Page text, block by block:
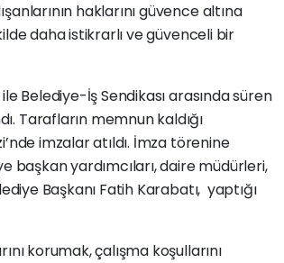
haklarını güvence altına
daha istikrarlı ve güvenceli bir
Belediye-İş Sendikası arasında süren
Tarafların memnun kaldığı
imzalar atıldı. İmza törenine
başkan yardımcıları, daire müdürleri,
Başkanı Fatih Karabatı, yaptığı
korumak, çalışma koşullarını